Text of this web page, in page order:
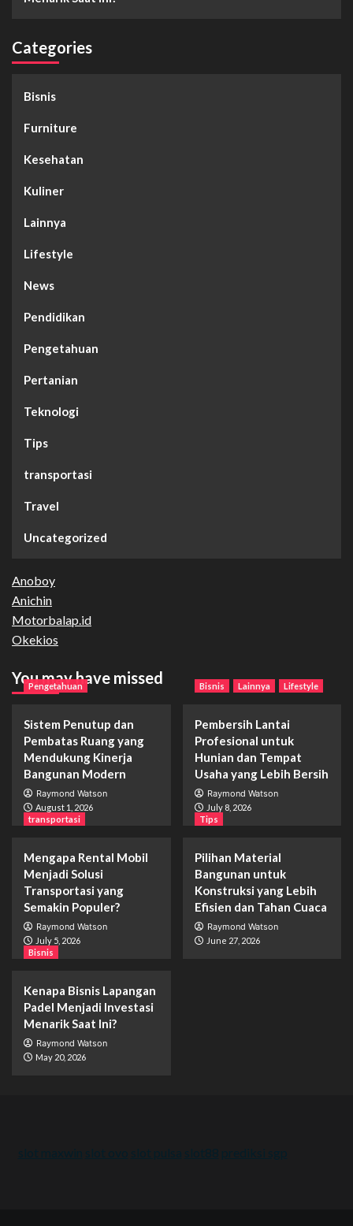
Categories
Bisnis
Furniture
Kesehatan
Kuliner
Lainnya
Lifestyle
News
Pendidikan
Pengetahuan
Pertanian
Teknologi
Tips
transportasi
Travel
Uncategorized
Anoboy
Anichin
Motorbalap.id
Okekios
You may have missed
Pengetahuan
Sistem Penutup dan
Pembatas Ruang yang
Mendukung Kinerja
Bangunan Modern
Raymond Watson
August 1, 2026
Bisnis Lainnya Lifestyle
Pembersih Lantai
Profesional untuk
Hunian dan Tempat
Usaha yang Lebih Bersih
Raymond Watson
July 8, 2026
transportasi
Mengapa Rental Mobil
Menjadi Solusi
Transportasi yang
Semakin Populer?
Raymond Watson
July 5, 2026
Tips
Pilihan Material
Bangunan untuk
Konstruksi yang Lebih
Efisien dan Tahan Cuaca
Raymond Watson
June 27, 2026
Bisnis
Kenapa Bisnis Lapangan
Padel Menjadi Investasi
Menarik Saat Ini?
Raymond Watson
May 20, 2026
slot maxwin slot ovo slot pulsa slot88 prediksi sgp